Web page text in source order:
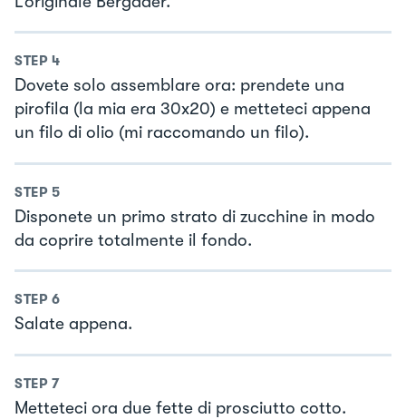
STEP 4
Dovete solo assemblare ora: prendete una
pirofila (la mia era 30x20) e metteteci appena
un filo di olio (mi raccomando un filo).
STEP 5
Disponete un primo strato di zucchine in modo
da coprire totalmente il fondo.
STEP 6
Salate appena.
STEP 7
Metteteci ora due fette di prosciutto cotto.